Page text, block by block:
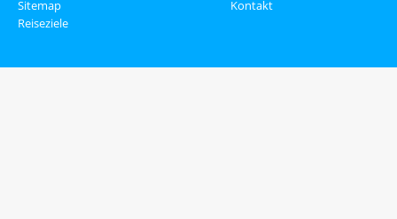
Sitemap
Reiseziele
Kontakt